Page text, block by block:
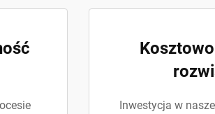
Inwestycja w